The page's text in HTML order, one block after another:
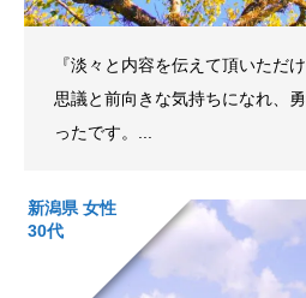
『淡々と内容を伝えて頂いただ
思議と前向きな気持ちになれ、
ったです。...
新潟県 女性
30代